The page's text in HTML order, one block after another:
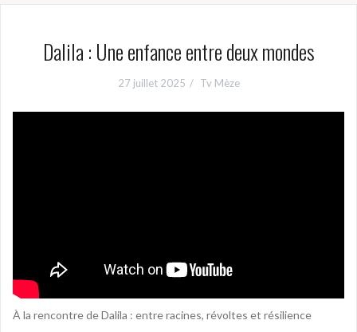
Dalila : Une enfance entre deux mondes
27 juillet 2025 Tv Mèze
À la rencontre de Dalila : entre racines, révoltes et résilience